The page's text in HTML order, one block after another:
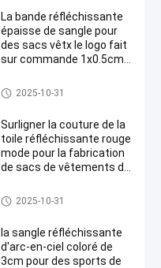
La bande réfléchissante
épaisse de sangle pour
des sacs vêtx le logo fait
sur commande 1x0.5cm
Sangle réfléchie
2025-10-31
Surligner la couture de la
toile réfléchissante rouge
mode pour la fabrication
de sacs de vêtements de
Sangle réfléchie
2025-10-31
la sangle réfléchissante
d'arc-en-ciel coloré de
3cm pour des sports de